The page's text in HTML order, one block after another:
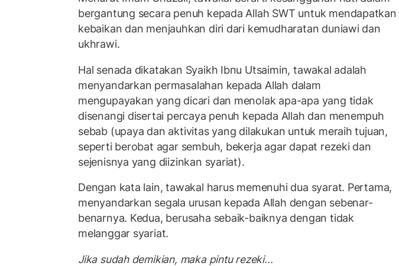
bergantung secara penuh kepada Allah SWT untuk mendapatkan
kebaikan dan menjauhkan diri dari kemudharatan duniawi dan
ukhrawi.
Hal senada dikatakan Syaikh Ibnu Utsaimin, tawakal adalah
menyandarkan permasalahan kepada Allah dalam
mengupayakan yang dicari dan menolak apa-apa yang tidak
disenangi disertai percaya penuh kepada Allah dan menempuh
sebab (upaya dan aktivitas yang dilakukan untuk meraih tujuan,
seperti berobat agar sembuh, bekerja agar dapat rezeki dan
sejenisnya yang diizinkan syariat).
Dengan kata lain, tawakal harus memenuhi dua syarat. Pertama,
menyandarkan segala urusan kepada Allah dengan sebenar-
benarnya. Kedua, berusaha sebaik-baiknya dengan tidak
melanggar syariat.
Jika sudah demikian, maka pintu rezeki...